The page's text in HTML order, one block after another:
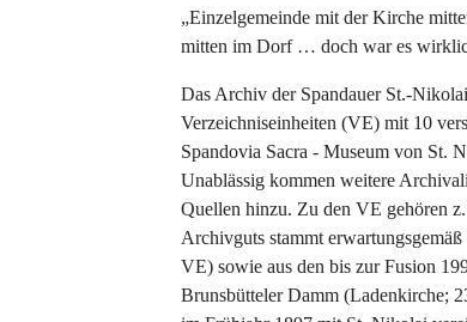
„Einzelgemeinde mit der Kirche
mitten im Dorf … doch war es
Das Archiv der Spandauer St.-
Verzeichniseinheiten (VE) mit 10
Spandovia Sacra - Museum von St.
Unablässig kommen weitere
Quellen hinzu. Zu den VE gehören
Archivguts stammt
VE) sowie aus den bis zur Fusion
Brunsbütteler Damm (Ladenkirche;